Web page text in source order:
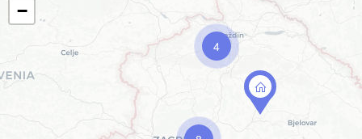
4
−